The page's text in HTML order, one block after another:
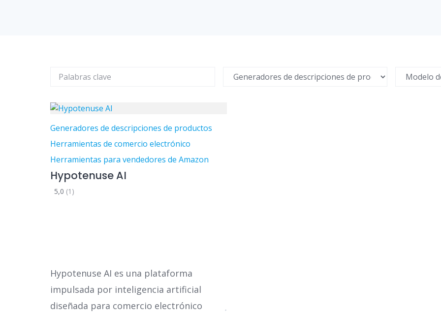
Generadores de descripciones de productos
Herramientas de comercio electrónico
Herramientas para vendedores de Amazon
Hypotenuse AI
5,0 (1)
Hypotenuse AI es una plataforma
impulsada por inteligencia artificial
diseñada para comercio electrónico